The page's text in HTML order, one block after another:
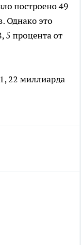
построено 49
Однако это
5 процента от
22 миллиарда